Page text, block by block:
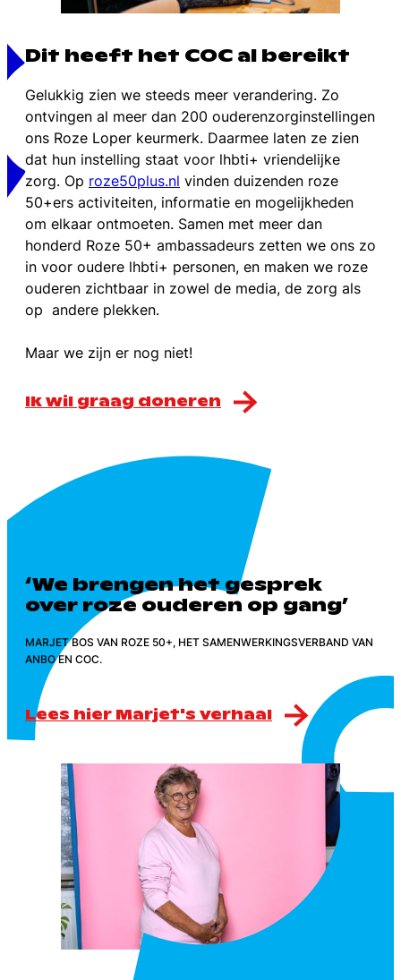
Dit heeft het COC al bereikt
Gelukkig zien we steeds meer verandering. Zo
ontvingen al meer dan 200 ouderenzorginstellingen
ons Roze Loper keurmerk. Daarmee laten ze zien
dat hun instelling staat voor lhbti+ vriendelijke
zorg. Op roze50plus.nl vinden duizenden roze
50+ers activiteiten, informatie en mogelijkheden
om elkaar ontmoeten. Samen met meer dan
honderd Roze 50+ ambassadeurs zetten we ons zo
in voor oudere lhbti+ personen, en maken we roze
ouderen zichtbaar in zowel de media, de zorg als
op andere plekken.
Maar we zijn er nog niet!
Ik wil graag doneren
‘We brengen het gesprek
over roze ouderen op gang’
MARJET BOS VAN ROZE 50+, HET SAMENWERKINGSVERBAND VAN
ANBO EN COC.
Lees hier Marjet's verhaal